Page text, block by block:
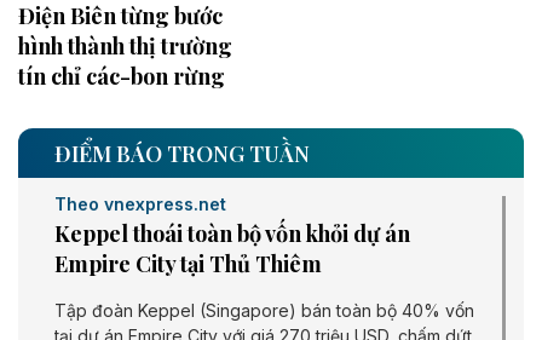
Điện Biên từng bước
hình thành thị trường
tín chỉ các-bon rừng
ĐIỂM BÁO TRONG TUẦN
Theo vnexpress.net
Keppel thoái toàn bộ vốn khỏi dự án
Empire City tại Thủ Thiêm
Tập đoàn Keppel (Singapore) bán toàn bộ 40% vốn